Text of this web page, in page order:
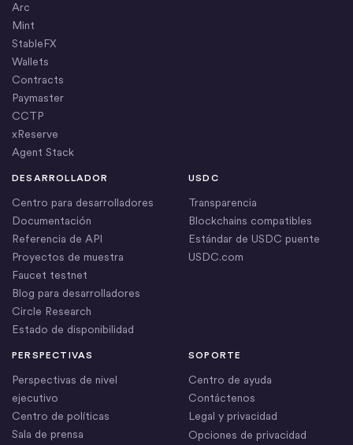
Arc
Mint
StableFX
Wallets
Contracts
Paymaster
CCTP
xReserve
Agent Stack
DESARROLLADOR
Centro para desarrolladores
Documentación
Referencia de API
Proyectos de muestra
Faucet testnet
Blog para desarrolladores
Circle Research
Estado de disponibilidad
USDC
Transparencia
Blockchains compatibles
Estándar de USDC puente
USDC.com
PERSPECTIVAS
Perspectivas de nivel
ejecutivo
Centro de políticas
Sala de prensa
SOPORTE
Centro de ayuda
Contáctenos
Legal y privacidad
Opciones de privacidad